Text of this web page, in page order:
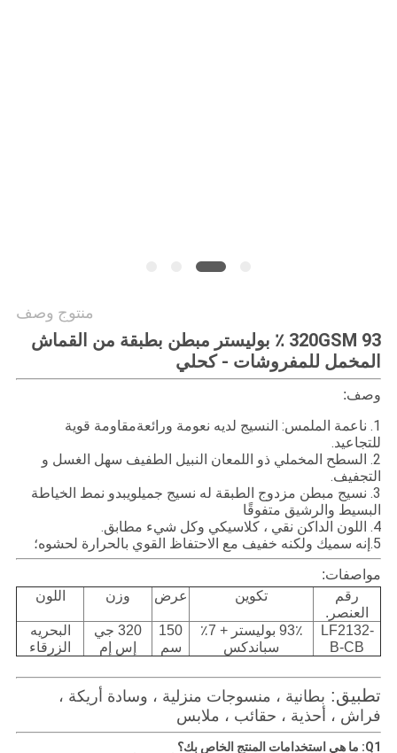
منتوج وصف
320GSM 93 ٪ بوليستر مبطن بطبقة من القماش
المخمل للمفروشات - كحلي
وصف:
1. ناعمة الملمس: النسيج لديه نعومة ورائعة
مقاومة قوية
للتجاعيد.
2. السطح المخملي ذو اللمعان النبيل الطفيف سهل الغسل و
التجفيف.
3. نسيج مبطن مزدوج الطبقة له نسيج جميل
ويبدو نمط الخياطة
البسيط والرشيق متفوقًا
4. اللون الداكن نقي ، كلاسيكي وكل شيء مطابق.
5. إنه سميك ولكنه خفيف مع الاحتفاظ القوي بالحرارة لحشوه؛
مواصفات:
رقم
العنصر.
تكوين عرض وزن اللون
LF2132-
B-CB
93٪ بوليستر + 7٪
سباندكس
150
سم
320 جي
إس إم
البحريه
الزرقاء
تطبيق: بطانية ، منسوجات منزلية ، وسادة أريكة ،
فراش ، أحذية ، حقائب ، ملابس
Q1: ما هي استخدامات المنتج الخاص بك؟